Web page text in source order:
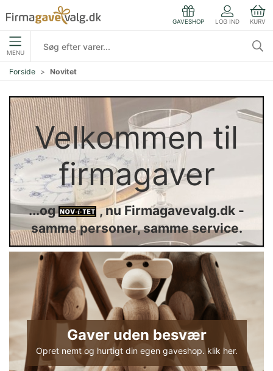
GAVESHOP LOG IND KURV
MENU
Forside Novitet
Velkommen til
firmagaver
...og
, nu Firmagavevalg.dk -
samme personer, samme service.
Gaver uden besvær
Opret nemt og hurtigt din egen gaveshop. klik her.